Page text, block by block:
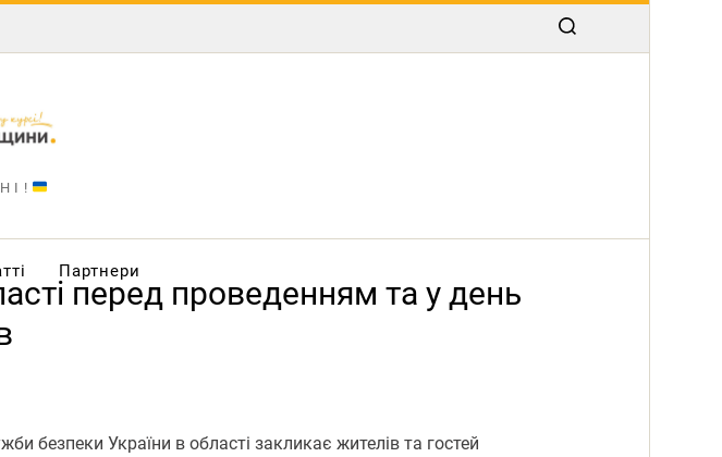
Партнери
перед проведенням та у день
безпеки України в області закликає жителів та гостей